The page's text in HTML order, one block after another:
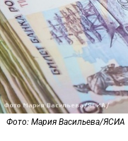
Фото: Мария Васильева/ЯСИА